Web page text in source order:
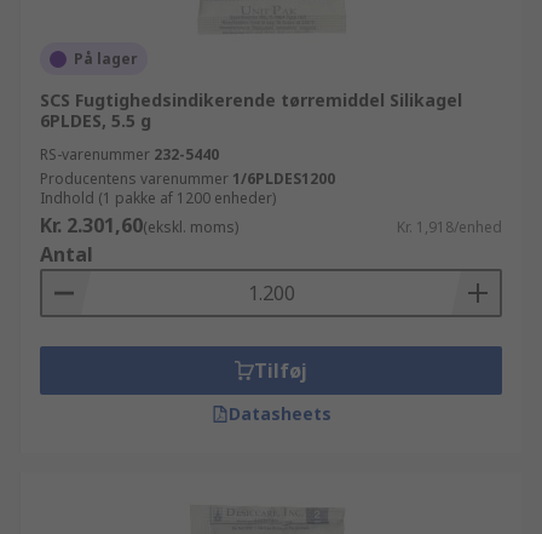
På lager
SCS Fugtighedsindikerende tørremiddel Silikagel
6PLDES, 5.5 g
RS-varenummer 232-5440
Producentens varenummer 1/6PLDES1200
Indhold (1 pakke af 1200 enheder)
Kr. 2.301,60(ekskl. moms) Kr. 1,918/enhed
Antal
Tilføj
Datasheets